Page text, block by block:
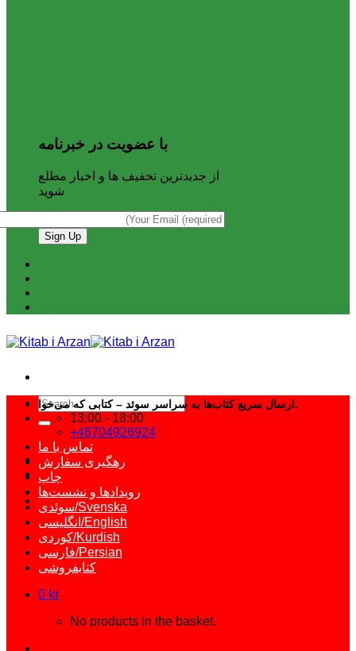
با عضویت در خبرنامه
از جدیدترین تخفیف ها و اخبار مطلع
شوید
ارسال سریع کتاب‌ها به سراسر سوئد – کتابی که می‌خواهید فقط یک کلیک فاصله دارد.
13:00 - 18:00
+46704926924
Search
for:
تماس با ما
رهگیری سفارش
چاپ
رویدادها و نشست‌ها
سوئدی/Svenska
انگلیسی/English
کوردی/Kurdish
فارسی/Persian
کتابفروشی
0 kr
No products in the basket.